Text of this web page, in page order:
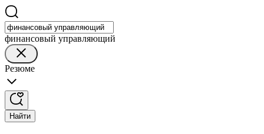
финансовый управляющий
Резюме
Найти